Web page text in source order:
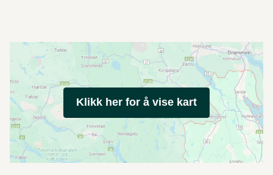
Klikk her for å vise kart